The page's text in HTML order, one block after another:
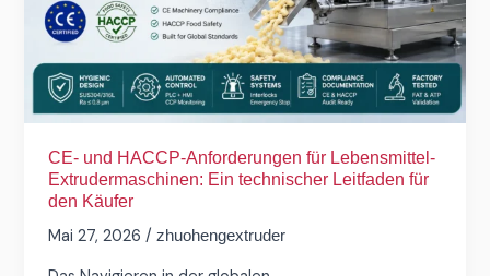
CE- und HACCP-Anforderungen für Lebensmittel-
Extrudermaschinen: Ein technischer Leitfaden für
den Käufer
Mai 27, 2026/zhuohengextruder
Ein
Leitfaden
für
Käufer